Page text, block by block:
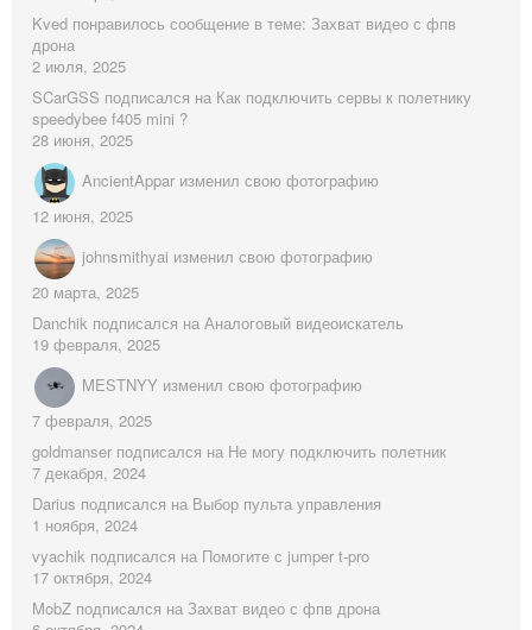
Kved понравилось сообщение в теме: Захват видео с фпв
дрона
2 июля, 2025
SCarGSS подписался на Как подключить сервы к полетнику
speedybee f405 mini ?
28 июня, 2025
AncientAppar изменил свою фотографию
12 июня, 2025
johnsmithyai изменил свою фотографию
20 марта, 2025
Danchik подписался на Аналоговый видеоискатель
19 февраля, 2025
MESTNYY изменил свою фотографию
7 февраля, 2025
goldmanser подписался на Не могу подключить полетник
7 декабря, 2024
Darius подписался на Выбор пульта управления
1 ноября, 2024
vyachik подписался на Помогите с jumper t-pro
17 октября, 2024
MobZ подписался на Захват видео с фпв дрона